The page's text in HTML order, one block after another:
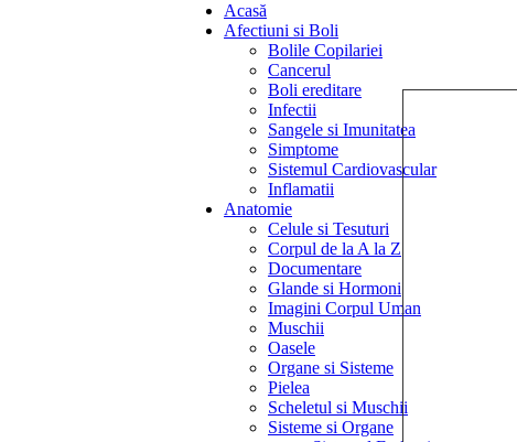
Acasă
Afectiuni si Boli
Bolile Copilariei
Cancerul
Boli ereditare
Infectii
Sangele si Imunitatea
Simptome
Sistemul Cardiovascular
Inflamatii
Anatomie
Celule si Tesuturi
Corpul de la A la Z
Documentare
Glande si Hormoni
Imagini Corpul Uman
Muschii
Oasele
Organe si Sisteme
Pielea
Scheletul si Muschii
Sisteme si Organe